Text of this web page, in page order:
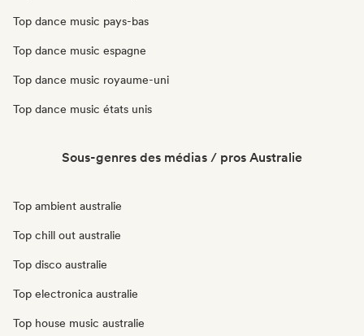
Top dance music pays-bas
Top dance music espagne
Top dance music royaume-uni
Top dance music états unis
Sous-genres des médias / pros Australie
Top ambient australie
Top chill out australie
Top disco australie
Top electronica australie
Top house music australie